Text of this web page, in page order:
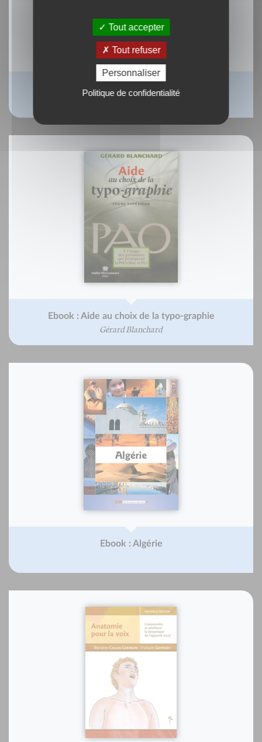
Ebook : Agrumes, je vous aime
Béatrice Vigot-Lagandré
Ebook : Aide au choix de la typo-graphie
Gérard Blanchard
Ebook : Algérie
Tout accepter
Tout refuser
Personnaliser
Politique de confidentialité